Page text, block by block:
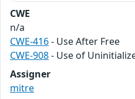
CWE
n/a
CWE-416- Use After Free
CWE-908- Use of
Assigner
mitre